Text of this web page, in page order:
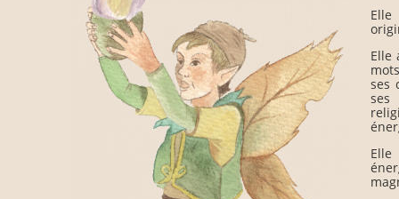
Elle
ses
ses